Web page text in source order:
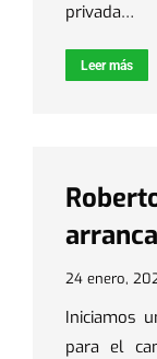
privada…
Leer más
24 enero,
Iniciamos
para el